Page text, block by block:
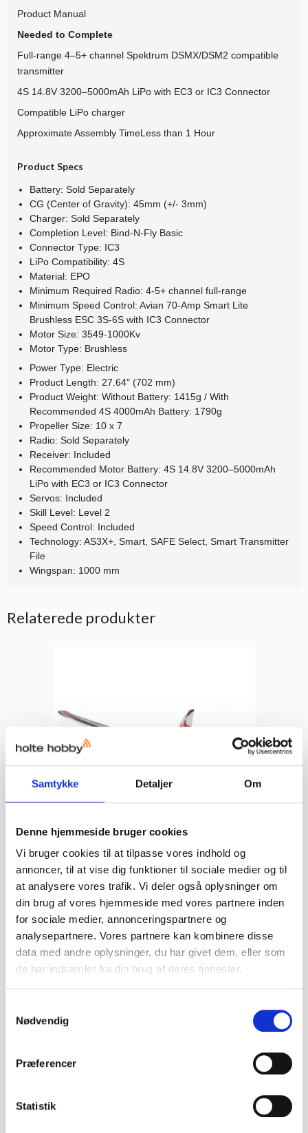
Samtykke Detaljer Om
Denne hjemmeside bruger cookies
Vi bruger cookies til at tilpasse vores indhold og
annoncer, til at vise dig funktioner til sociale medier og til
at analysere vores trafik. Vi deler også oplysninger om
din brug af vores hjemmeside med vores partnere inden
for sociale medier, annonceringspartnere og
analysepartnere. Vores partnere kan kombinere disse
data med andre oplysninger, du har givet dem, eller som
de har indsamlet fra din brug af deres tjenester.
Nødvendig
Præferencer
Statistik
Product Manual
Needed to Complete
Full-range 4–5+ channel Spektrum DSMX/DSM2 compatible
transmitter
4S 14.8V 3200–5000mAh LiPo with EC3 or IC3 Connector
Compatible LiPo charger
Approximate Assembly TimeLess than 1 Hour
Product Specs
Battery: Sold Separately
CG (Center of Gravity): 45mm (+/- 3mm)
Charger: Sold Separately
Completion Level: Bind-N-Fly Basic
Connector Type: IC3
LiPo Compatibility: 4S
Material: EPO
Minimum Required Radio: 4-5+ channel full-range
Minimum Speed Control: Avian 70-Amp Smart Lite
Brushless ESC 3S-6S with IC3 Connector
Motor Size: 3549-1000Kv
Motor Type: Brushless
Power Type: Electric
Product Length: 27.64" (702 mm)
Product Weight: Without Battery: 1415g / With
Recommended 4S 4000mAh Battery: 1790g
Propeller Size: 10 x 7
Radio: Sold Separately
Receiver: Included
Recommended Motor Battery: 4S 14.8V 3200–5000mAh
LiPo with EC3 or IC3 Connector
Servos: Included
Skill Level: Level 2
Speed Control: Included
Technology: AS3X+, Smart, SAFE Select, Smart Transmitter
File
Wingspan: 1000 mm
Relaterede produkter
E-flite Conscendo 2.0m BNF Basic with AS3X+ and SAFE
Select
E-flite
EFL32250
3.299,00 DKK
Vis produkt